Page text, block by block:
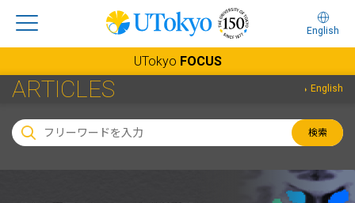
English
UTokyo FOCUS
ARTICLES English
検索